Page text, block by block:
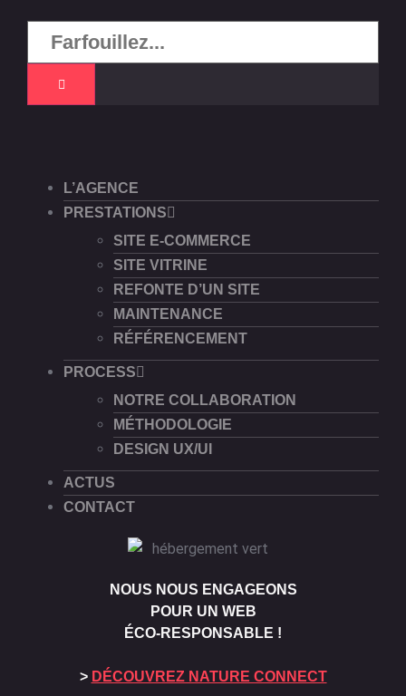
L’AGENCE
PRESTATIONS
SITE E-COMMERCE
SITE VITRINE
REFONTE D’UN SITE
MAINTENANCE
RÉFÉRENCEMENT
PROCESS
NOTRE COLLABORATION
MÉTHODOLOGIE
DESIGN UX/UI
ACTUS
CONTACT
NOUS NOUS ENGAGEONS
POUR UN WEB
ÉCO-RESPONSABLE !
> DÉCOUVREZ NATURE CONNECT